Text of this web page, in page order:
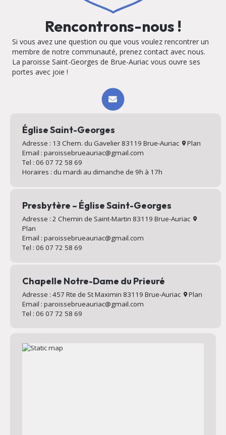
Rencontrons-nous !
Si vous avez une question ou que vous voulez rencontrer un
membre de notre communauté, prenez contact avec nous.
La paroisse Saint-Georges de Brue-Auriac vous ouvre ses
portes avec joie !
Église Saint-Georges
Adresse : 13 Chem. du Gavelier 83119 Brue-Auriac
Plan
Email : paroissebrueauriac@gmail.com
Tel : 06 07 72 58 69
Horaires : du mardi au dimanche de 9h à 17h
Presbytère – Église Saint-Georges
Adresse : 2 Chemin de Saint-Martin 83119 Brue-Auriac
Plan
Email : paroissebrueauriac@gmail.com
Tel : 06 07 72 58 69
Chapelle Notre-Dame du Prieuré
Adresse : 457 Rte de St Maximin 83119 Brue-Auriac
Plan
Email : paroissebrueauriac@gmail.com
Tel : 06 07 72 58 69